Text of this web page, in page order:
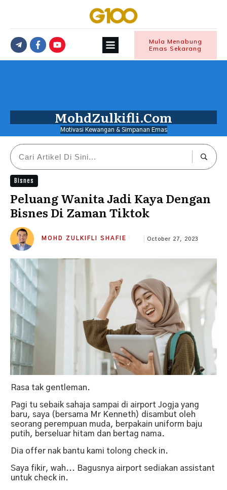
Mula Menabung
Emas Sekarang
MohdZulkifli.Com
Motivasi Kewangan & Simpanan Emas
Bisnes
Peluang Wanita Jadi Kaya Dengan
Bisnes Di Zaman Tiktok
MOHD ZULKIFLI SHAFIE October 27, 2023
Rasa tak gentleman.
Pagi tu sebaik sahaja sampai di airport Jogja yang
baru, saya (bersama Mr Kenneth) disambut oleh
seorang perempuan muda, berpakain uniform baju
putih, berseluar hitam dan bertag nama.
Dia offer nak bantu kami tolong check in.
Saya fikir, wah... Bagusnya airport sediakan assistant
untuk check in.